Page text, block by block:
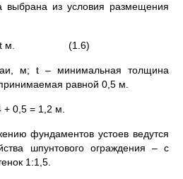
из условия размещения
t м. (1.6)
м; t – минимальная толщина
равной 0,5 м.
= 1,2 м.
фундаментов устоев ведутся
шпунтового ограждения – с
1:1,5.